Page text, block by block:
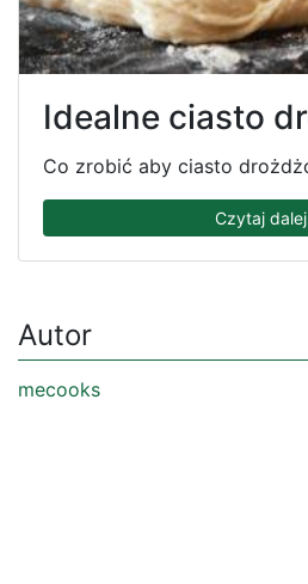
Idealne ciasto
Co zrobić aby ciasto
Czytaj
Autor
mecooks